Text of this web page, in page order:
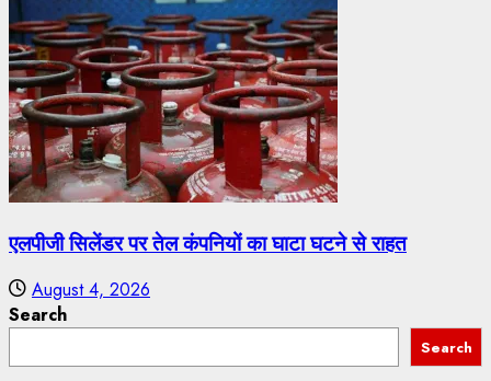
एलपीजी सिलेंडर पर तेल कंपनियों का घाटा घटने से राहत
August 4, 2026
Search
Search